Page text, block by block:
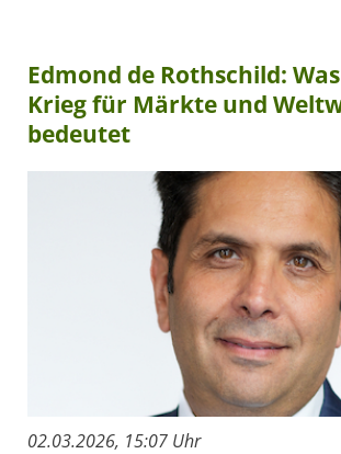
Edmond de Rothschild:
Krieg für Märkte und
bedeutet
02.03.2026, 15:07 Uhr